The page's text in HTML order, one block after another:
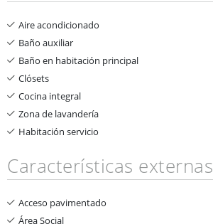
Aire acondicionado
Baño auxiliar
Baño en habitación principal
Clósets
Cocina integral
Zona de lavandería
Habitación servicio
Características externas
Acceso pavimentado
Área Social